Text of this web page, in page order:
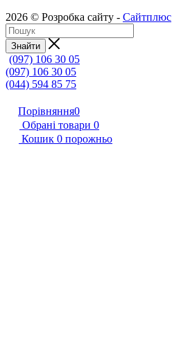
2026 © Розробка сайту - Сайтплюс
Знайти
(097) 106 30 05
(097) 106 30 05
(044) 594 85 75
Порівняння0
Обрані товари 0
Кошик 0 порожньо